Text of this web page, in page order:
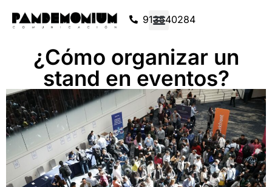
913540284
¿Cómo organizar un
stand en eventos?